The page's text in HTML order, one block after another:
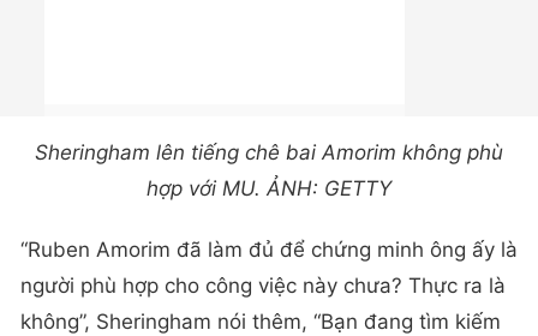
Sheringham lên tiếng chê bai Amorim không phù
hợp với MU. ẢNH: GETTY
“Ruben Amorim đã làm đủ để chứng minh ông ấy là
người phù hợp cho công việc này chưa? Thực ra là
không”, Sheringham nói thêm, “Bạn đang tìm kiếm